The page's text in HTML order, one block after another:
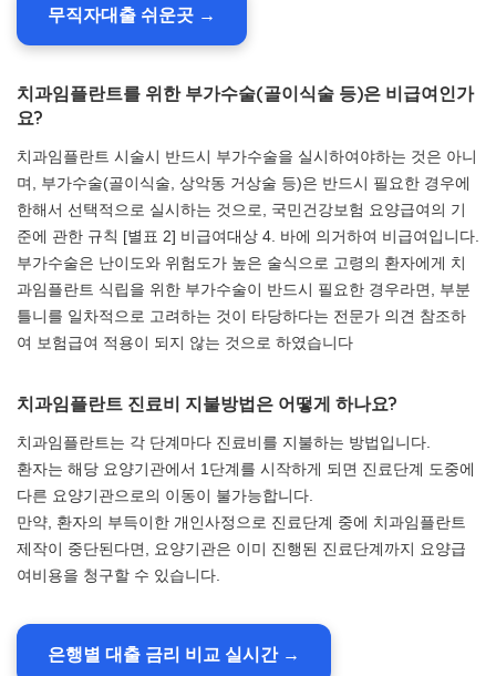
무직자대출 쉬운곳 →
치과임플란트를 위한 부가수술(골이식술 등)은 비급여인가
요?
치과임플란트 시술시 반드시 부가수술을 실시하여야하는 것은 아니
며, 부가수술(골이식술, 상악동 거상술 등)은 반드시 필요한 경우에
한해서 선택적으로 실시하는 것으로, 국민건강보험 요양급여의 기
준에 관한 규칙 [별표 2] 비급여대상 4. 바에 의거하여 비급여입니다.
부가수술은 난이도와 위험도가 높은 술식으로 고령의 환자에게 치
과임플란트 식립을 위한 부가수술이 반드시 필요한 경우라면, 부분
틀니를 일차적으로 고려하는 것이 타당하다는 전문가 의견 참조하
여 보험급여 적용이 되지 않는 것으로 하였습니다
치과임플란트 진료비 지불방법은 어떻게 하나요?
치과임플란트는 각 단계마다 진료비를 지불하는 방법입니다.
환자는 해당 요양기관에서 1단계를 시작하게 되면 진료단계 도중에
다른 요양기관으로의 이동이 불가능합니다.
만약, 환자의 부득이한 개인사정으로 진료단계 중에 치과임플란트
제작이 중단된다면, 요양기관은 이미 진행된 진료단계까지 요양급
여비용을 청구할 수 있습니다.
은행별 대출 금리 비교 실시간 →